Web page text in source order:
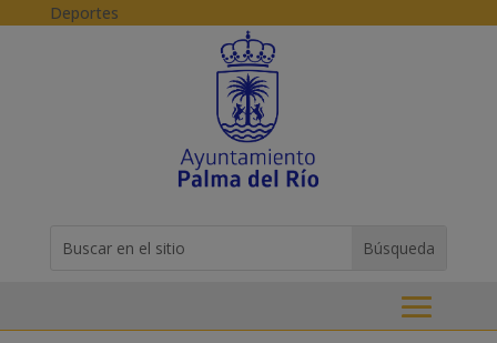
Skip to content
Deportes
for...